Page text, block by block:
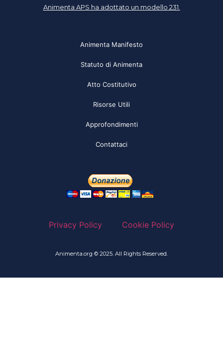
Animenta APS ha adottato un modello 231.
Animenta Manifesto
Statuto di Animenta
Atto Costitutivo
Risorse Utili
Approfondimenti
Contattaci
Privacy Policy Cookie Policy
Animenta.org © 2025. All Rights Reserved.